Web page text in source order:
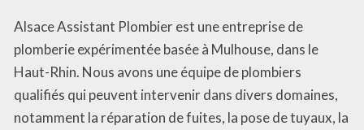
Alsace Assistant Plombier est une entreprise de
plomberie expérimentée basée à Mulhouse, dans le
Haut-Rhin. Nous avons une équipe de plombiers
qualifiés qui peuvent intervenir dans divers domaines,
notamment la réparation de fuites, la pose de tuyaux, la